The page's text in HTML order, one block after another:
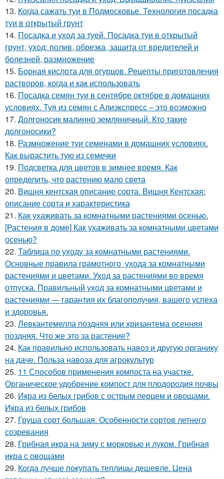
13. Когда сажать туи в Подмосковье. Технология посадка
туи в открытый грунт
14. Посадка и уход за туей. Посадка туи в открытый
грунт, уход: полив, обрезка, защита от вредителей и
болезней, размножение
15. Борная кислота для огурцов. Рецепты приготовления
растворов, когда и как использовать
16. Посадка семян туи в сентябре октябре в домашних
условиях. Туя из семян с Алиэкспресс – это возможно
17. Долгоносик малинно земляничный. Кто такие
долгоносики?
18. Размножение туи семенами в домашних условиях.
Как вырастить тую из семечки
19. Подсветка для цветов в зимнее время. Как
определить, что растению мало света
20. Вишня кентская описание сорта. Вишня Кентская:
описание сорта и характеристика
21. Как ухаживать за комнатными растениями осенью.
[Растения в доме] Как ухаживать за комнатными цветами
осенью?
22. Таблица по уходу за комнатными растениями.
Основные правила грамотного ухода за комнатными
растениями и цветами. Уход за растениями во время
отпуска. Правильный уход за комнатными цветами и
растениями — гарантия их благополучия, вашего успеха
и здоровья.
23. Левкантемелла поздняя или хризантема осенняя
поздняя. Что же это за растение?
24. Как правильно использовать навоз и другую органику
на даче. Польза навоза для агрокультур
25. 11 Способов применения компоста на участке.
Органическое удобрение компост для плодородия почвы
26. Икра из белых грибов с острым перцем и овощами.
Икра из белых грибов
27. Груша сорт большая. Особенности сортов летнего
созревания
28. Грибная икра на зиму с морковью и луком. Грибная
икра с овощами
29. Когда лучше покупать теплицы дешевле. Цена